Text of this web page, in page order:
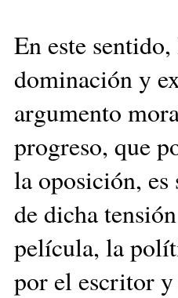
En este
dominación y
argumento
progreso, que
la oposición,
de dicha
película, la
por el escritor